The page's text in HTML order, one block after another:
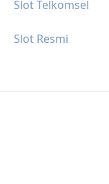
Slot Telkomsel
Slot Resmi